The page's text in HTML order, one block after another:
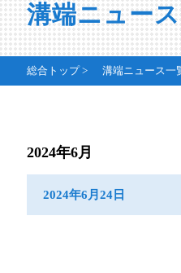
溝端ニュース
総合トップ 溝端ニュース一
2024年6月
2024年6月24日